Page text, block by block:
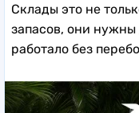
Склады это не
запасов, они нужны
работало без